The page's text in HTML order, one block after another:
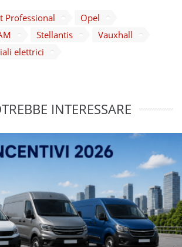
Professional
Opel
Stellantis
Vauxhall
elettrici
INTERESSARE